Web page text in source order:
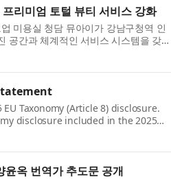
리미엄 토털 뷰티 서비스 강화
미용실 청담 뮤아이가 강남구청역 인
공간과 체계적인 서비스 시스템을 갖추
비스를 선보인다. 2022년 ...
Taxonomy (Article 8) disclosure.
disclosure included in the 2025
disclosure. The FY2025 EU
옥 번역가 추도문 공개